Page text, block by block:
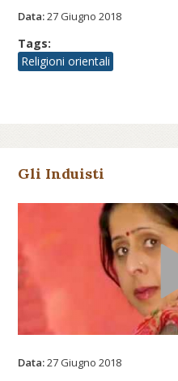
Data:27 Giugno 2018
Tags:
Religioni orientali
Gli Induisti
Data:27 Giugno 2018